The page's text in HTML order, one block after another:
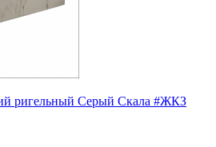
ригельный Серый Скала #ЖКЗ